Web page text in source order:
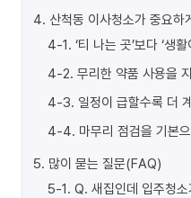
4. 산척동 이사청소가 중요하
4-1. ‘티 나는 곳’보다 ‘생
4-2. 무리한 약품 사용을
4-3. 일정이 급할수록 더
4-4. 마무리 점검을 기본
5. 많이 묻는 질문(FAQ)
5-1. Q. 새집인데 입주청